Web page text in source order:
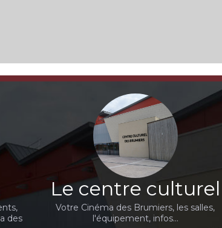
des
Le centre culturel
Votre Cinéma des Brumiers, les salles,
l'équipement, infos...